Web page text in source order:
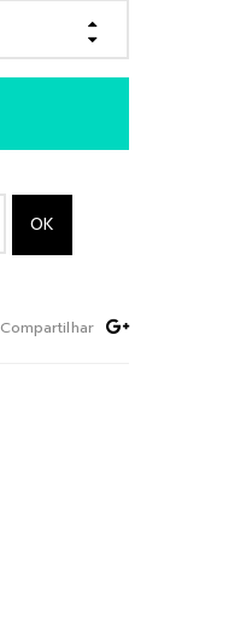
Compartilhar